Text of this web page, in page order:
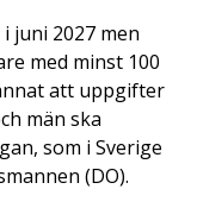
juni 2027 men
med minst 100
att uppgifter
män ska
som i Sverige
(DO).